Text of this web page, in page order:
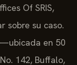
Of SRIS,
sobre su caso.
en 50
142, Buffalo,